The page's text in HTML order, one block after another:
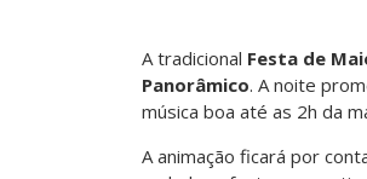
A tradicional Festa de
Panorâmico. A noite
música boa até as 2h da
A animação ficará por